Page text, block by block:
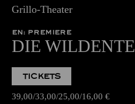
Grillo-Theater
EN: PREMIERE
DIE WILDENTE
TICKETS
39,00 33,00 25,00 16,00 €